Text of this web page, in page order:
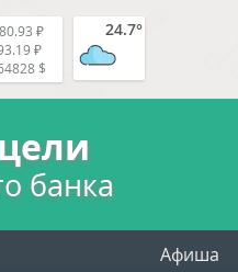
₽
₽
$
24.7°
банка
Афиша